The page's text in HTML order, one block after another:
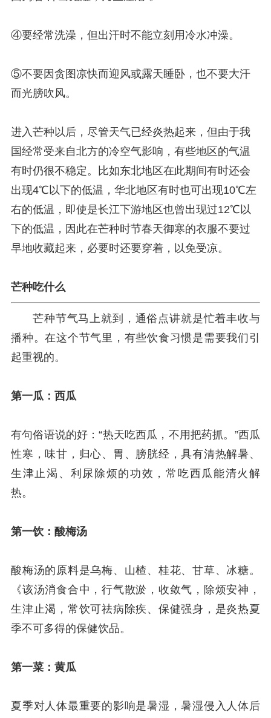
④要经常洗澡，但出汗时不能立刻用冷水冲澡。
⑤不要因贪图凉快而迎风或露天睡卧，也不要大汗
而光膀吹风。
进入芒种以后，尽管天气已经炎热起来，但由于我
国经常受来自北方的冷空气影响，有些地区的气温
有时仍很不稳定。比如东北地区在此期间有时还会
出现4℃以下的低温，华北地区有时也可出现10℃左
右的低温，即使是长江下游地区也曾出现过12℃以
下的低温，因此在芒种时节春天御寒的衣服不要过
早地收藏起来，必要时还要穿着，以免受凉。
芒种吃什么
芒种节气马上就到，通俗点讲就是忙着丰收与
播种。在这个节气里，有些饮食习惯是需要我们引
起重视的。
第一瓜：西瓜
有句俗语说的好：“热天吃西瓜，不用把药抓。”西瓜
性寒，味甘，归心、胃、膀胱经，具有清热解暑、
生津止渴、利尿除烦的功效，常吃西瓜能清火解
热。
第一饮：酸梅汤
酸梅汤的原料是乌梅、山楂、桂花、甘草、冰糖。
《该汤消食合中，行气散淤，收敛气，除烦安神，
生津止渴，常饮可祛病除疾、保健强身，是炎热夏
季不可多得的保健饮品。
第一菜：黄瓜
夏季对人体最重要的影响是暑湿，暑湿侵入人体后